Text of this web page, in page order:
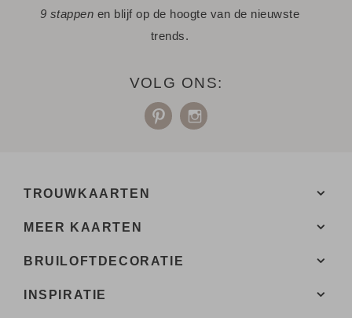
9 stappen en blijf op de hoogte van de nieuwste
trends.
VOLG ONS:
TROUWKAARTEN
MEER KAARTEN
BRUILOFTDECORATIE
INSPIRATIE